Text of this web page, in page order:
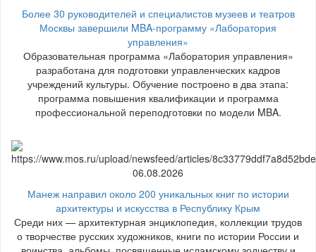
Более 30 руководителей и специалистов музеев и театров
Москвы завершили MBA-программу «Лаборатория
управления»
Образовательная программа «Лаборатория управления»
разработана для подготовки управленческих кадров
учреждений культуры. Обучение построено в два этапа:
программа повышения квалификации и программа
профессиональной переподготовки по модели MBA.
06.08.2026
Манеж направил около 200 уникальных книг по истории
архитектуры и искусства в Республику Крым
Среди них — архитектурная энциклопедия, коллекции трудов
о творчестве русских художников, книги по истории России и